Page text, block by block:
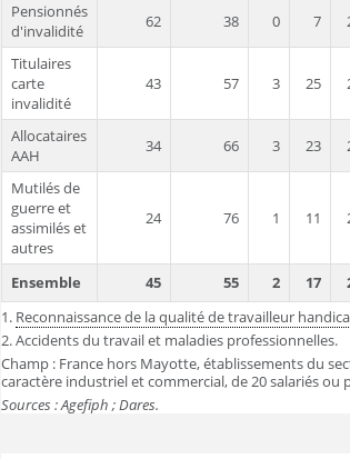
Pensionnés
d'invalidité
62 38 0 7
Titulaires
carte
invalidité
43 57 3 25
Allocataires
AAH
34 66 3 23
Mutilés de
guerre et
assimilés et
autres
24 76 1 11
Ensemble 45 55 2 17
1. Reconnaissance de la qualité de travailleur
2. Accidents du travail et maladies professionnelles.
Champ : France hors Mayotte, établissements du
caractère industriel et commercial, de 20 salariés ou
Sources : Agefiph ; Dares.